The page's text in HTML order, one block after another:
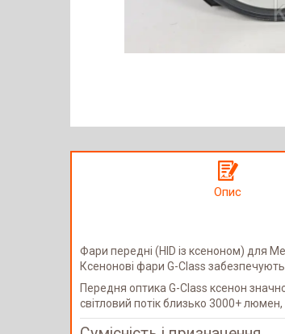
Опис
Фари передні (HID із ксеноном) для
Ксенонові фари G-Class
Передня оптика G-Class ксенон
світловий потік близько 3000+